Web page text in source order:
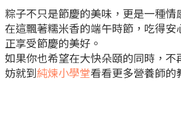
粽子不只是節慶的美味，更是一種情
在這飄著糯米香的端午時節，吃得安
正享受節慶的美好。
如果你也希望在大快朵頤的同時，不
妨就到純煉小學堂看看更多營養師的